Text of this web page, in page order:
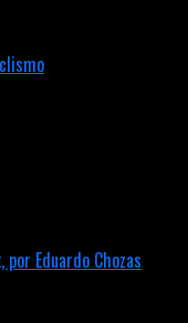
Eduardo Chozas